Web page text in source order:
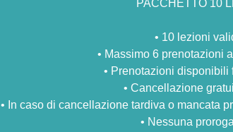
PACCHETTO 10
•⁠ ⁠10 lezioni
•⁠ ⁠Massimo 6 prenotazioni
•⁠ ⁠Prenotazioni
•⁠ ⁠Cancellazione
•⁠ ⁠In caso di cancellazione tardiva o mancata
•⁠ ⁠Nessuna